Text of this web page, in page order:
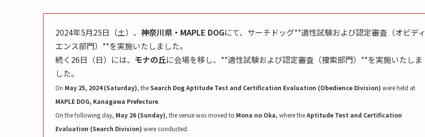
2024年5月25日（土）、 神奈川県・MAPLE DOGにて、サーチドッグ**適性試験および認定審査（オビディ
エンス部門）**を実施いたしました。
続く26日（日）には、 モナの丘に会場を移し、**適性試験および認定審査（捜索部門）**を実施いたしま
した。
On May 25, 2024 (Saturday), theSearch Dog Aptitude Test and Certification Evaluation (Obedience Division) were held at
MAPLE DOG, Kanagawa Prefecture.
On the following day, May 26 (Sunday), the venue was moved to Mona no Oka, where theAptitude Test and Certification
Evaluation (Search Division) were conducted.